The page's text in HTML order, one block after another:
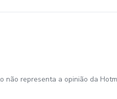
não representa a opinião da